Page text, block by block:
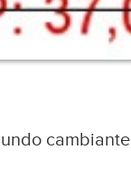
cambiante